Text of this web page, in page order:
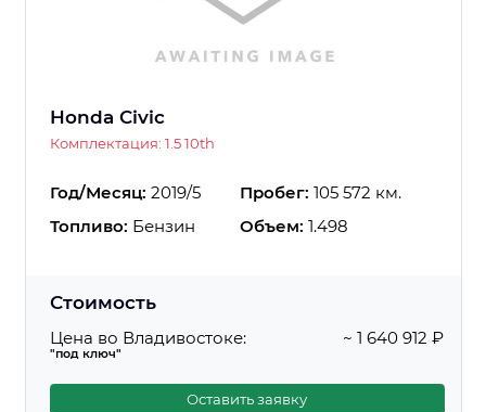
Honda Civic
Комплектация: 1.5 10th
Год/Месяц: 2019/5 Пробег: 105 572 км.
Топливо: Бензин Объем: 1.498
Стоимость
Цена во Владивостоке:
"под ключ"
~ 1 640 912 ₽
Оставить заявку